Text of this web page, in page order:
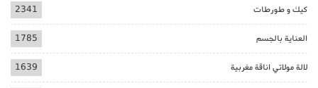
كيك و طورطات 2341
العناية بالجسم 1785
لالة مولاتي اناقة مغربية 1639